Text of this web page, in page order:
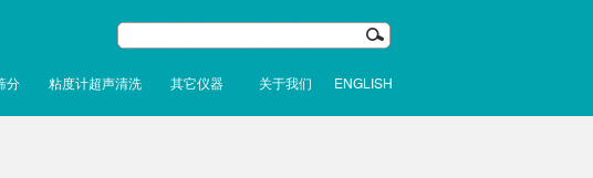
分 粘度计超声清洗 其它仪器 关于我们 ENGLISH